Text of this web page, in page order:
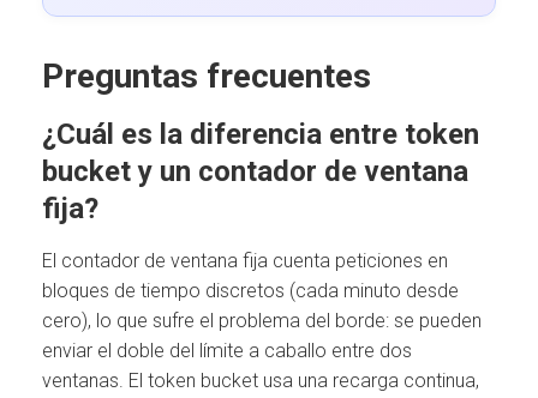
Preguntas frecuentes
¿Cuál es la diferencia entre token
bucket y un contador de ventana
fija?
El contador de ventana fija cuenta peticiones en
bloques de tiempo discretos (cada minuto desde
cero), lo que sufre el problema del borde: se pueden
enviar el doble del límite a caballo entre dos
ventanas. El token bucket usa una recarga continua,